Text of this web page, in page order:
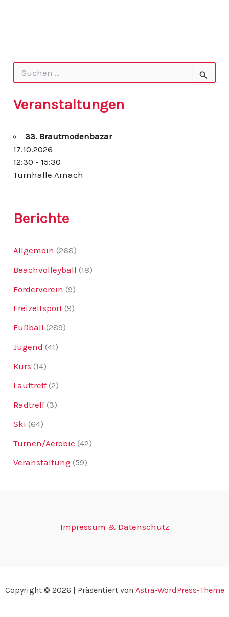
h
e
a
c
h
Veranstaltungen
33. Brautmodenbazar
17.10.2026
12:30 - 15:30
Turnhalle Arnach
Berichte
Allgemein (268)
Beachvolleyball (18)
Förderverein (9)
Freizeitsport (9)
Fußball (289)
Jugend (41)
Kurs (14)
Lauftreff(2)
Radtreff(3)
Ski (64)
Turnen/Aerobic (42)
Veranstaltung (59)
Impressum & Datenschutz
Copyright © 2026 | Präsentiert von Astra-WordPress-Theme